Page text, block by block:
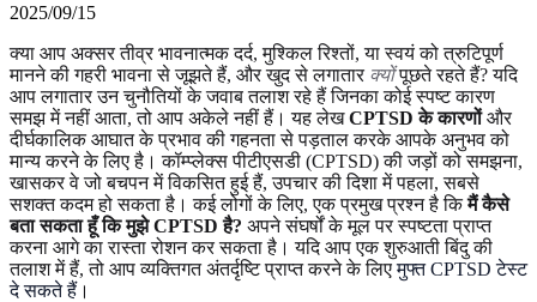
2025/09/15
क्या आप अक्सर तीव्र भावनात्मक दर्द, मुश्किल रिश्तों, या स्वयं को त्रुटिपूर्ण
मानने की गहरी भावना से जूझते हैं, और खुद से लगातार क्योंपूछते रहते हैं? यदि
आप लगातार उन चुनौतियों के जवाब तलाश रहे हैं जिनका कोई स्पष्ट कारण
समझ में नहीं आता, तो आप अकेले नहीं हैं। यह लेखCPTSD के कारणोंऔर
दीर्घकालिक आघात के प्रभाव की गहनता से पड़ताल करके आपके अनुभव को
मान्य करने के लिए है। कॉम्प्लेक्स पीटीएसडी (CPTSD) की जड़ों को समझना,
खासकर वे जो बचपन में विकसित हुई हैं, उपचार की दिशा में पहला, सबसे
सशक्त कदम हो सकता है। कई लोगों के लिए, एक प्रमुख प्रश्न है किमैं कैसे
बता सकता हूँ कि मुझे CPTSD है? अपने संघर्षों के मूल पर स्पष्टता प्राप्त
करना आगे का रास्ता रोशन कर सकता है। यदि आप एक शुरुआती बिंदु की
तलाश में हैं, तो आप व्यक्तिगत अंतर्दृष्टि प्राप्त करने के लिएमुफ्त CPTSD टेस्ट
दे सकते हैं ।